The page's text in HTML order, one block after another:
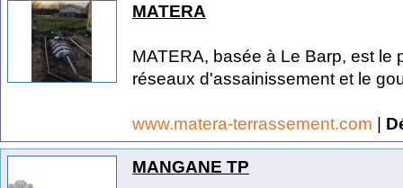
MATERA
MATERA, basée à Le Barp, est le
réseaux d'assainissement et le
www.matera-terrassement.com |
MANGANE TP